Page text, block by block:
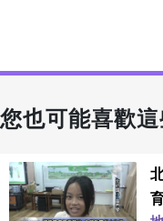
您也可能喜歡